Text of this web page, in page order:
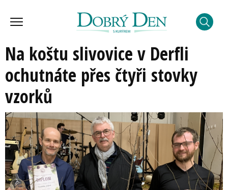
Na koštu slivovice v Derfli
ochutnáte přes čtyři stovky
vzorků